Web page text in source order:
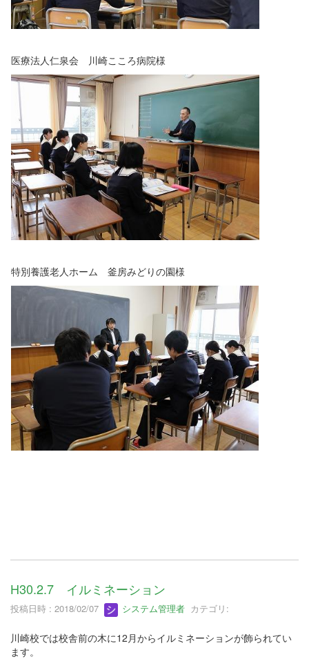
医療法人仁泉会 川崎こころ病院様
特別養護老人ホーム 釜房みどりの園様
H30.2.7 イルミネーション
投稿日時 : 2018/02/07 システム管理者 カテゴリ:
川崎校では校舎前の木に12月からイルミネーションが飾られてい
ます。